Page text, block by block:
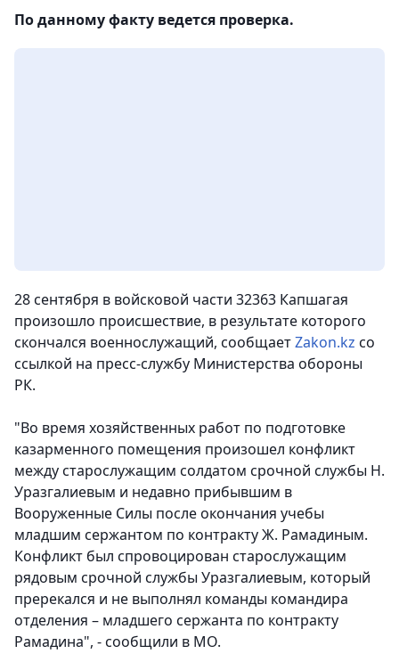
По данному факту ведется проверка.
28 сентября в войсковой части 32363 Капшагая
произошло происшествие, в результате которого
скончался военнослужащий, сообщаетZakon.kz со
ссылкой на пресс-службу Министерства обороны
РК.
"Во время хозяйственных работ по подготовке
казарменного помещения произошел конфликт
между старослужащим солдатом срочной службы Н.
Уразгалиевым и недавно прибывшим в
Вооруженные Силы после окончания учебы
младшим сержантом по контракту Ж. Рамадиным.
Конфликт был спровоцирован старослужащим
рядовым срочной службы Уразгалиевым, который
пререкался и не выполнял команды командира
отделения – младшего сержанта по контракту
Рамадина", - сообщили в МО.